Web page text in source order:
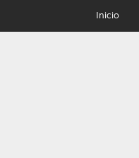
Inicio